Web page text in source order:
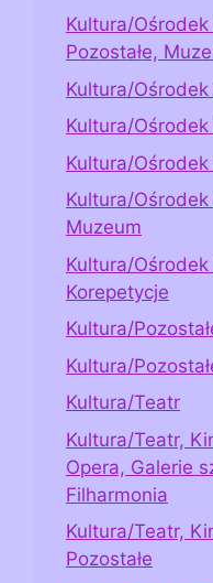
Kultura/
Pozostałe,
Kultura/
Kultura/
Kultura/Ośrodek
Kultura/Ośrodek
Muzeum
Kultura/
Korepetycje
Kultura/
Kultura/
Kultura/Teatr
Kultura/Teatr,
Opera, Galerie
Filharmonia
Kultura/Teatr,
Pozostałe